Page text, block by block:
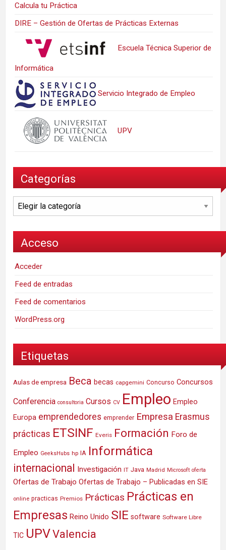
Calcula tu Práctica
DIRE – Gestión de Ofertas de Prácticas Externas
Escuela Técnica Superior de
Informática
Servicio Integrado de Empleo
UPV
Categorías
Categorías
Acceso
Acceder
Feed de entradas
Feed de comentarios
WordPress.org
Etiquetas
Aulas de empresa Beca becas capgemini Concurso Concursos
Conferencia consultoria Cursos CV Empleo Empleo
Europa emprendedores emprender Empresa Erasmus
prácticas ETSINF Everis Formación Foro de
Empleo GeeksHubs hp IA Informática
internacional Investigación IT Java Madrid Microsoft oferta
Ofertas de Trabajo Ofertas de Trabajo – Publicadas en SIE
online practicas Premios Prácticas Prácticas en
Empresas Reino Unido SIE software Software Libre
TIC UPVValencia